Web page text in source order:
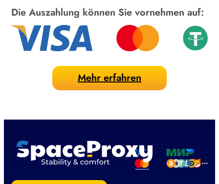
Die Auszahlung können Sie vornehmen auf:
Mehr erfahren